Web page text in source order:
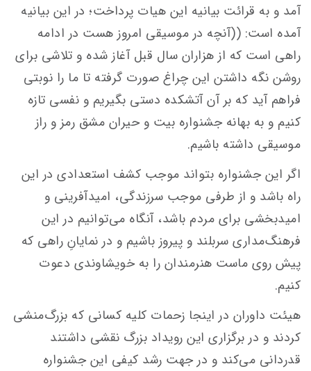
آمد و به قرائت بیانیه این هیات پرداخت؛ در این بیانیه
آمده است: ((آنچه در موسیقی امروز هست در ادامه
راهی است که از هزاران سال قبل آغاز شده و تلاشی برای
روشن نگه داشتن این چراغ صورت گرفته تا ما را نوبتی
فراهم آید که بر آن آتشکده دستی بگیریم و نفسی تازه
کنیم و به بهانه جشنواره بیت و حیران مشق رمز و راز
موسیقی داشته باشیم.
اگر این جشنواره بتواند موجب کشف استعدادی در این
راه باشد و از طرفی موجب سرزندگی، امیدآفرینی و
امیدبخشی برای مردم باشد، آنگاه می‌توانیم در این
فرهنگ‌مداری سربلند و پیروز باشیم و در نمایانِ راهی که
پیش روی ماست هنرمندان را به خویشاوندی دعوت
کنیم.
هیئت داوران در اینجا زحمات کلیه کسانی که بزرگ‌منشی
کردند و در برگزاری این رویداد بزرگ نقشی داشتند
قدردانی می‌کند و در جهت رشد کیفی این جشنواره